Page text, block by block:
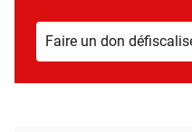
Faire un don